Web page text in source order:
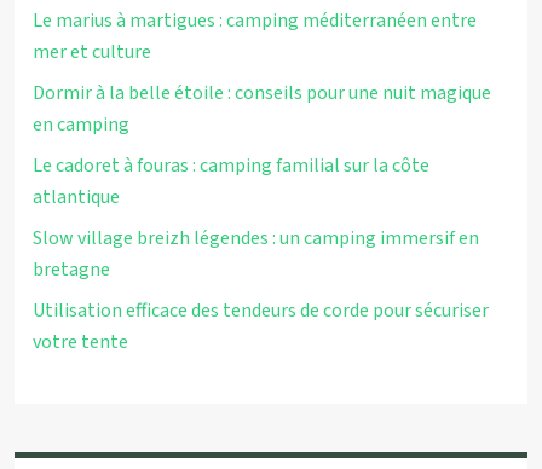
Le marius à martigues : camping méditerranéen entre
mer et culture
Dormir à la belle étoile : conseils pour une nuit magique
en camping
Le cadoret à fouras : camping familial sur la côte
atlantique
Slow village breizh légendes : un camping immersif en
bretagne
Utilisation efficace des tendeurs de corde pour sécuriser
votre tente